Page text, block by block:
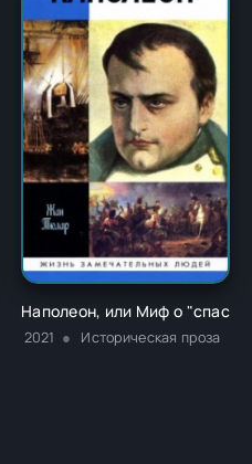
Наполеон, или Миф о
2021 Историческая проза